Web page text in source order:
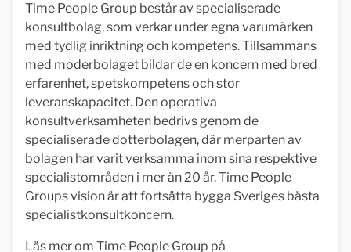
Time People Group består av specialiserade
konsultbolag, som verkar under egna varumärken
med tydlig inriktning och kompetens. Tillsammans
med moderbolaget bildar de en koncern med bred
erfarenhet, spetskompetens och stor
leveranskapacitet. Den operativa
konsultverksamheten bedrivs genom de
specialiserade dotterbolagen, där merparten av
bolagen har varit verksamma inom sina respektive
specialistområden i mer än 20 år. Time People
Groups vision är att fortsätta bygga Sveriges bästa
specialistkonsultkoncern.
Läs mer om Time People Group på